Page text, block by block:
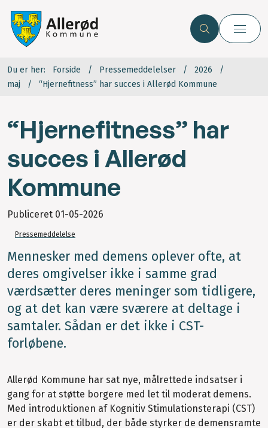
Du er her: Forside Pressemeddelelser
2026
maj
“Hjernefitness” har succes i Allerød Kommune
“Hjernefitness” har
succes i Allerød
Kommune
Publiceret 01-05-2026
Pressemeddelelse
Mennesker med demens oplever ofte, at
deres omgivelser ikke i samme grad
værdsætter deres meninger som tidligere,
og at det kan være sværere at deltage i
samtaler. Sådan er det ikke i CST-
forløbene.
Allerød Kommune har sat nye, målrettede indsatser i
gang for at støtte borgere med let til moderat demens.
Med introduktionen af Kognitiv Stimulationsterapi (CST)
er der skabt et tilbud, der både styrker de demensramte